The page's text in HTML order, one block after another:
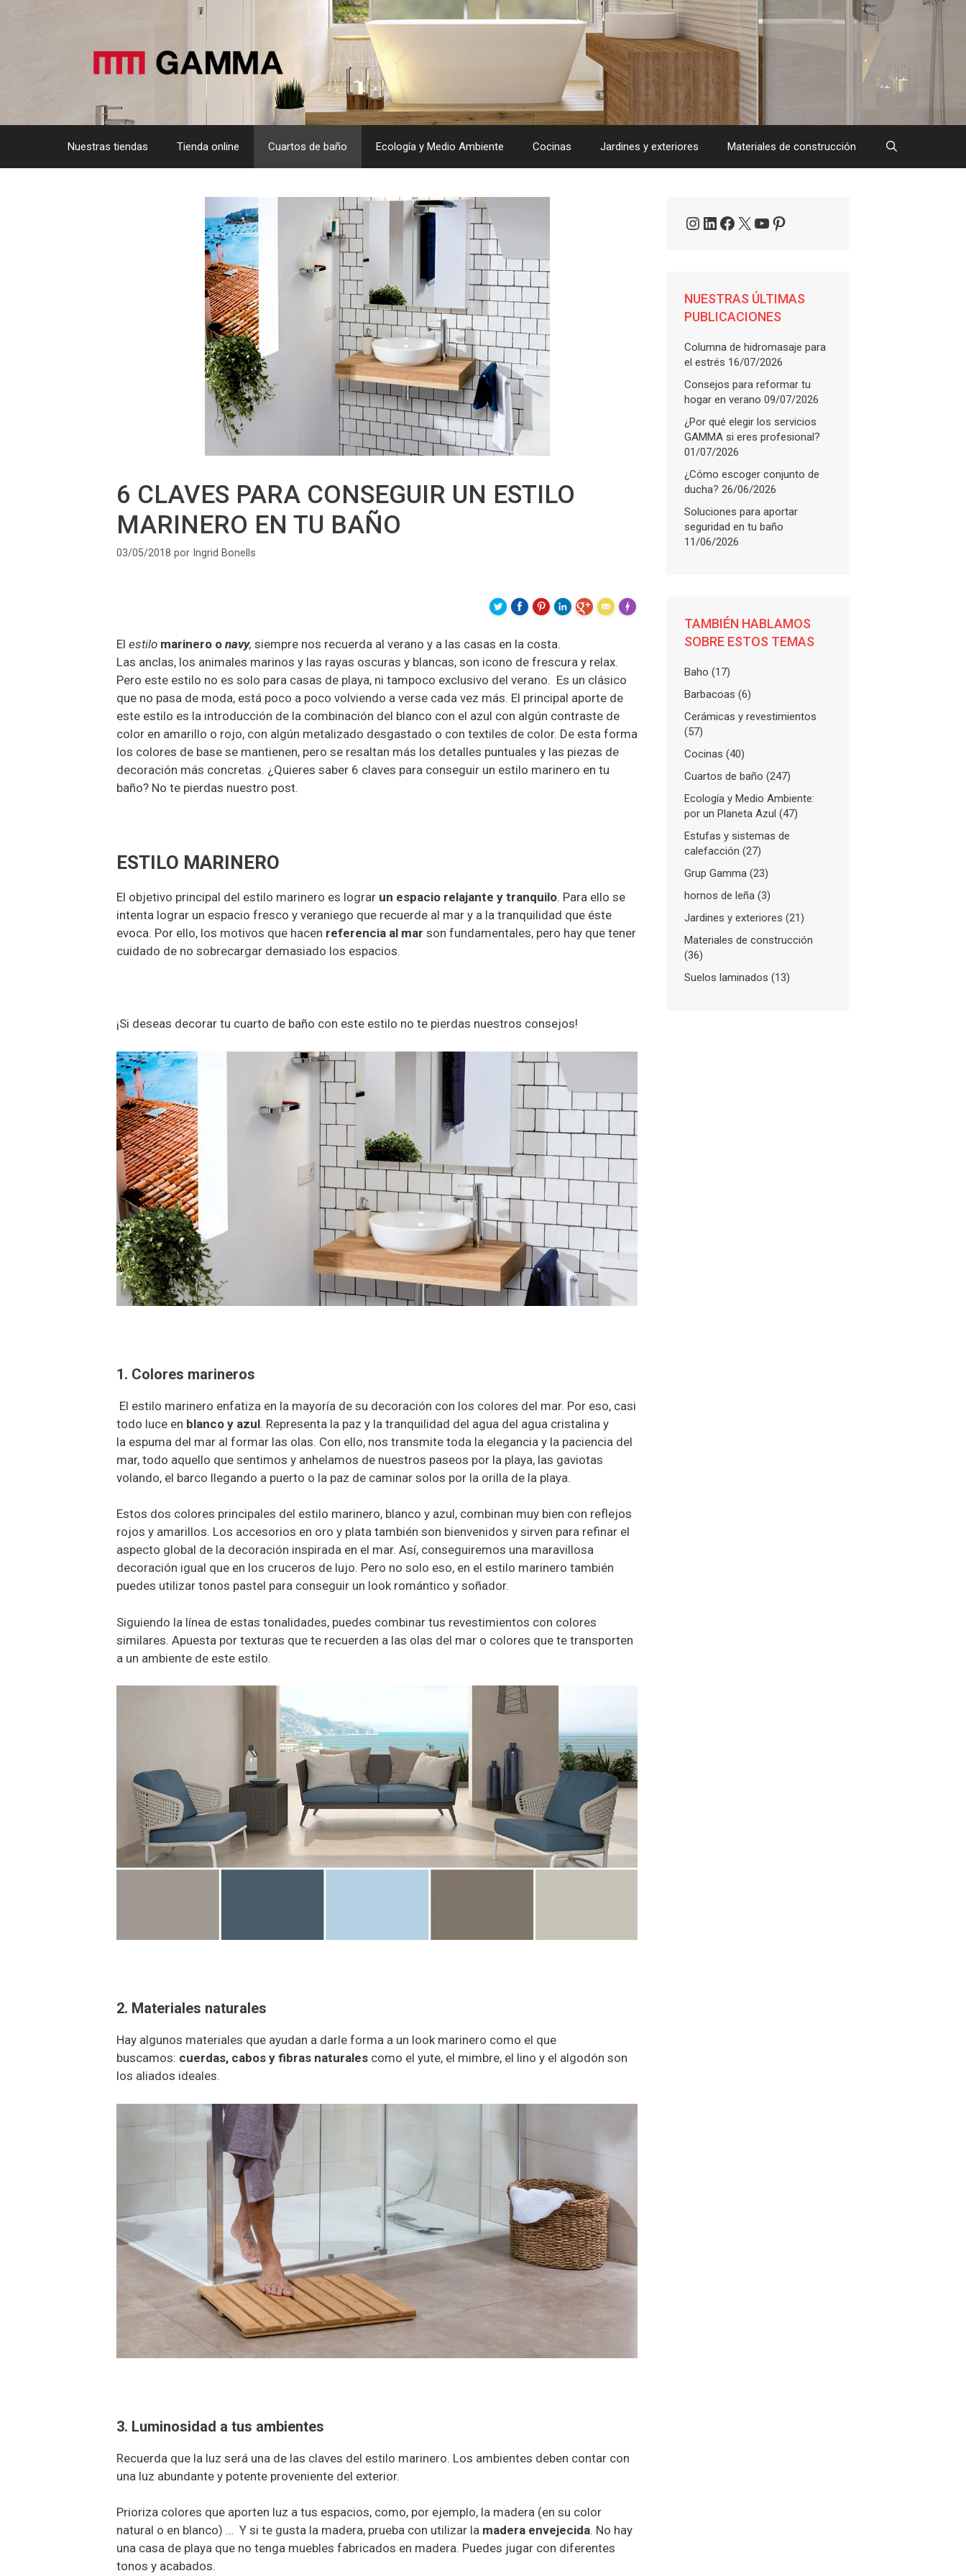
Nuestras tiendas Tienda online Cuartos de baño Ecología y Medio Ambiente Cocinas Jardines y exteriores Materiales de construcción
6 CLAVES PARA CONSEGUIR UN ESTILO
MARINERO EN TU BAÑO
03/05/2018 por Ingrid Bonells
FLARE
More Info
El estilo marinero o navy, siempre nos recuerda al verano y a las casas en la costa.
Las anclas, los animales marinos y las rayas oscuras y blancas, son icono de frescura y relax.
Pero este estilo no es solo para casas de playa, ni tampoco exclusivo del verano. Es un clásico
que no pasa de moda, está poco a poco volviendo a verse cada vez más. El principal aporte de
este estilo es la introducción de la combinación del blanco con el azul con algún contraste de
color en amarillo o rojo, con algún metalizado desgastado o con textiles de color. De esta forma
los colores de base se mantienen, pero se resaltan más los detalles puntuales y las piezas de
decoración más concretas. ¿Quieres saber 6 claves para conseguir un estilo marinero en tu
baño? No te pierdas nuestro post.
ESTILO MARINERO
El objetivo principal del estilo marinero es lograr un espacio relajante y tranquilo. Para ello se
intenta lograr un espacio fresco y veraniego que recuerde al mar y a la tranquilidad que éste
evoca. Por ello, los motivos que hacen referencia al mar son fundamentales, pero hay que tener
cuidado de no sobrecargar demasiado los espacios.
¡Si deseas decorar tu cuarto de baño con este estilo no te pierdas nuestros consejos!
1. Colores marineros
El estilo marinero enfatiza en la mayoría de su decoración con los colores del mar. Por eso, casi
todo luce en blanco y azul. Representa la paz y la tranquilidad del agua del agua cristalina y
la espuma del mar al formar las olas. Con ello, nos transmite toda la elegancia y la paciencia del
mar, todo aquello que sentimos y anhelamos de nuestros paseos por la playa, las gaviotas
volando, el barco llegando a puerto o la paz de caminar solos por la orilla de la playa.
Estos dos colores principales del estilo marinero, blanco y azul, combinan muy bien con reflejos
rojos y amarillos. Los accesorios en oro y plata también son bienvenidos y sirven para refinar el
aspecto global de la decoración inspirada en el mar. Así, conseguiremos una maravillosa
decoración igual que en los cruceros de lujo. Pero no solo eso, en el estilo marinero también
puedes utilizar tonos pastel para conseguir un look romántico y soñador.
Siguiendo la línea de estas tonalidades, puedes combinar tus revestimientos con colores
similares. Apuesta por texturas que te recuerden a las olas del mar o colores que te transporten
a un ambiente de este estilo.
2. Materiales naturales
Hay algunos materiales que ayudan a darle forma a un look marinero como el que
buscamos: cuerdas, cabos y fibras naturales como el yute, el mimbre, el lino y el algodón son
los aliados ideales.
3. Luminosidad a tus ambientes
Recuerda que la luz será una de las claves del estilo marinero. Los ambientes deben contar con
una luz abundante y potente proveniente del exterior.
Prioriza colores que aporten luz a tus espacios, como, por ejemplo, la madera (en su color
natural o en blanco) … Y si te gusta la madera, prueba con utilizar la madera envejecida. No hay
una casa de playa que no tenga muebles fabricados en madera. Puedes jugar con diferentes
tonos y acabados.
Instagram
LinkedIn
Facebook
X YouTube
Pinterest
NUESTRAS ÚLTIMAS
PUBLICACIONES
Columna de hidromasaje para
el estrés 16/07/2026
Consejos para reformar tu
hogar en verano 09/07/2026
¿Por qué elegir los servicios
GAMMA si eres profesional?
01/07/2026
¿Cómo escoger conjunto de
ducha? 26/06/2026
Soluciones para aportar
seguridad en tu baño
11/06/2026
TAMBIÉN HABLAMOS
SOBRE ESTOS TEMAS
Baho (17)
Barbacoas (6)
Cerámicas y revestimientos
(57)
Cocinas (40)
Cuartos de baño (247)
Ecología y Medio Ambiente:
por un Planeta Azul (47)
Estufas y sistemas de
calefacción (27)
Grup Gamma (23)
hornos de leña (3)
Jardines y exteriores (21)
Materiales de construcción
(36)
Suelos laminados (13)